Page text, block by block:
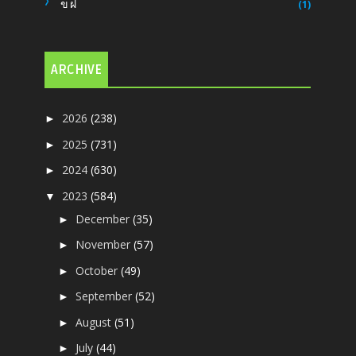
ขฝ (1)
ARCHIVE
► 2026(238)
► 2025(731)
► 2024(630)
▼ 2023(584)
► December(35)
► November(57)
►October(49)
►September(52)
►August(51)
► July(44)